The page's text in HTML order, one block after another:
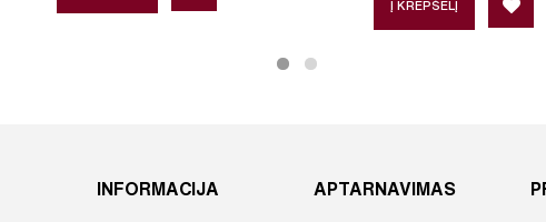
Į KREPŠELĮ
INFORMACIJA APTARNAVIMAS